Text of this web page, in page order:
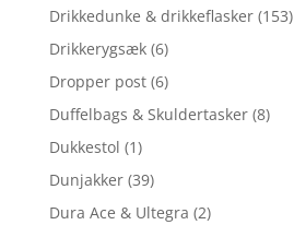
Drikkedunke & drikkeflasker (153)
Drikkerygsæk (6)
Dropper post (6)
Duffelbags & Skuldertasker (8)
Dukkestol (1)
Dunjakker (39)
Dura Ace & Ultegra (2)